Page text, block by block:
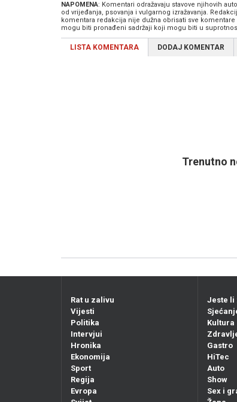
NAPOMENA: Komentari odražavaju stavove njihovih
od vrijeđanja, psovanja i vulgarnog izražavanja.
komentara redakcija nije dužna obrisati sve
mogu biti pronađeni sadržaji koji mogu biti u
LISTA KOMENTARA DODAJ KOMENTAR
Trenutno
Rat u zalivu
Vijesti
Politika
Intervjui
Hronika
Ekonomija
Sport
Regija
Evropa
Jeste li
Kultura
Gastro
HiTec
Auto
Show
Sex i